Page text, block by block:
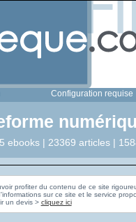
Configuration requise
ebooks | 23369 articles |
profiter du contenu de ce site
sur ce site et le service
Pour obtenir un devis > cliquez ici